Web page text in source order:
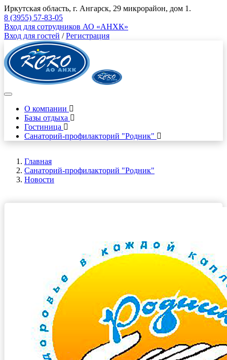
Иркутская область, г. Ангарск, 29 микрорайон, дом 1.
8 (3955) 57-83-05
Вход для сотрудников АО «АНХК»
Вход для гостей /Регистрация
О компании
Базы отдыха
Гостиница
Санаторий-профилакторий "Родник"
Главная
Санаторий-профилакторий "Родник"
Новости